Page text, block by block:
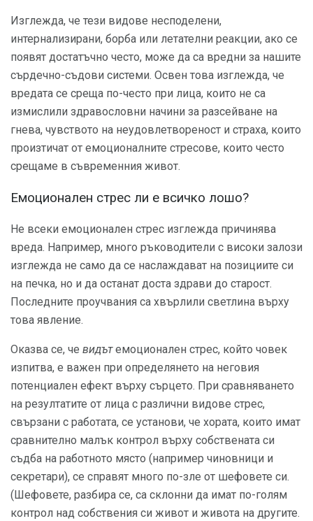
Изглежда, че тези видове несподелени,
интернализирани, борба или летателни реакции, ако се
появят достатъчно често, може да са вредни за нашите
сърдечно-съдови системи. Освен това изглежда, че
вредата се среща по-често при лица, които не са
измислили здравословни начини за разсейване на
гнева, чувството на неудовлетвореност и страха, които
произтичат от емоционалните стресове, които често
срещаме в съвременния живот.
Емоционален стрес ли е всичко лошо?
Не всеки емоционален стрес изглежда причинява
вреда. Например, много ръководители с високи залози
изглежда не само да се наслаждават на позициите си
на печка, но и да останат доста здрави до старост.
Последните проучвания са хвърлили светлина върху
това явление.
Оказва се, че видътемоционален стрес, който човек
изпитва, е важен при определянето на неговия
потенциален ефект върху сърцето. При сравняването
на резултатите от лица с различни видове стрес,
свързани с работата, се установи, че хората, които имат
сравнително малък контрол върху собствената си
съдба на работното място (например чиновници и
секретари), се справят много по-зле от шефовете си.
(Шефовете, разбира се, са склонни да имат по-голям
контрол над собствения си живот и живота на другите.